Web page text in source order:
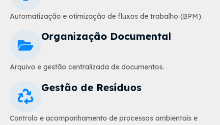
Automatização e otimização de fluxos de trabalho (BPM).
Organização Documental
Arquivo e gestão centralizada de documentos.
Gestão de Resíduos
Controlo e acompanhamento de processos ambientais e